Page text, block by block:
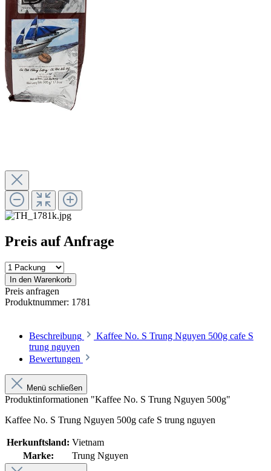
Preis auf Anfrage
In den Warenkorb
Preis anfragen
Produktnummer: 1781
Beschreibung
Kaffee No. S Trung Nguyen 500g cafe S
trung nguyen
Bewertungen
Menü schließen
Produktinformationen "Kaffee No. S Trung Nguyen 500g"
Kaffee No. S Trung Nguyen 500g cafe S trung nguyen
Herkunftsland: Vietnam
Marke:
Trung Nguyen